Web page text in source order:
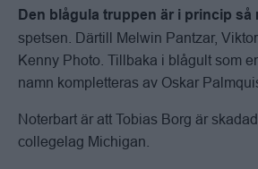
Den blågula truppen är i princip så
spetsen. Därtill Melwin Pantzar,
Kenny Photo. Tillbaka i blågult som
namn kompletteras av Oskar
Noterbart är att Tobias Borg är
collegelag Michigan.